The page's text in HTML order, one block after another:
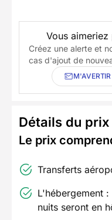
Vous
Créez une alerte et
cas d'ajout de
Détails du prix
Le prix
Transferts
L'hébergement
nuits seront en